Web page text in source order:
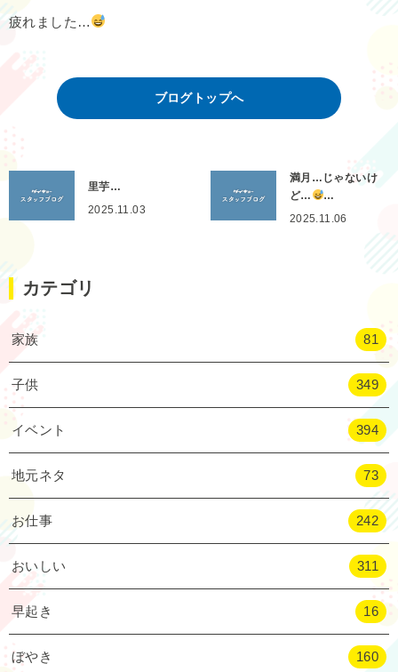
疲れました…
ブログトップへ
里芋…
2025.11.03
満月…じゃないけ
ど…
…
2025.11.06
カテゴリ
家族 81
子供 349
イベント 394
地元ネタ 73
お仕事 242
おいしい 311
早起き 16
ぼやき 160